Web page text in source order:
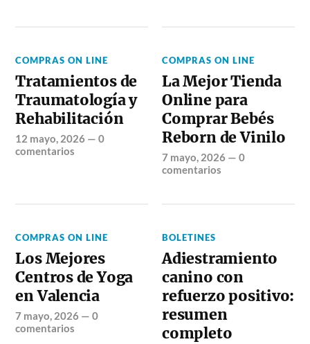
COMPRAS ON LINE
Tratamientos de
Traumatología y
Rehabilitación
12 mayo, 2026 —0
comentarios
COMPRAS ON LINE
La Mejor Tienda
Online para
Comprar Bebés
Reborn de Vinilo
7 mayo, 2026 —0
comentarios
COMPRAS ON LINE
Los Mejores
Centros de Yoga
en Valencia
7 mayo, 2026 —0
comentarios
BOLETINES
Adiestramiento
canino con
refuerzo positivo:
resumen
completo